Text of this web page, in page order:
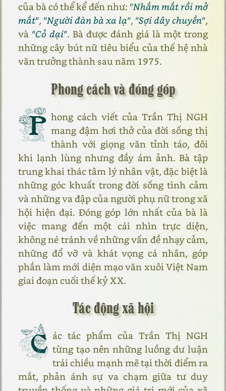
của bà có thể kể đến như: "Nhắm mắt rồi mở
mắt", "Người đàn bà xa lạ", "Sợi dây chuyền",
và "Cỏ dại". Bà được đánh giá là một trong
những cây bút nữ tiêu biểu của thế hệ nhà
văn trưởng thành sau năm 1975.
Phong cách và đóng góp
P hong cách viết của Trần Thị NGH
mang đậm hơi thở của đời sống thị
thành với giọng văn tỉnh táo, đôi
khi lạnh lùng nhưng đầy ám ảnh. Bà tập
trung khai thác tâm lý nhân vật, đặc biệt là
những góc khuất trong đời sống tình cảm
và những va đập của người phụ nữ trong xã
hội hiện đại. Đóng góp lớn nhất của bà là
việc mang đến một cái nhìn trực diện,
không né tránh về những vấn đề nhạy cảm,
những đổ vỡ và khát vọng cá nhân, góp
phần làm mới diện mạo văn xuôi Việt Nam
giai đoạn cuối thế kỷ XX.
Tác động xã hội
C ác tác phẩm của Trần Thị NGH
từng tạo nên những luồng dư luận
trái chiều mạnh mẽ tại thời điểm ra
mắt, phản ánh sự va chạm giữa tư duy